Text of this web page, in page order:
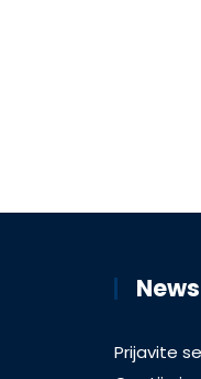
Prijavite